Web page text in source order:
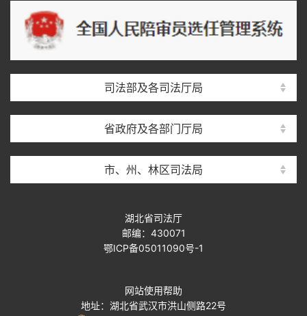
司法部及各司法厅局
省政府及各部门厅局
市、州、林区司法局
湖北省司法厅
邮编：430071
鄂ICP备05011090号-1
网站使用帮助
地址：湖北省武汉市洪山侧路22号